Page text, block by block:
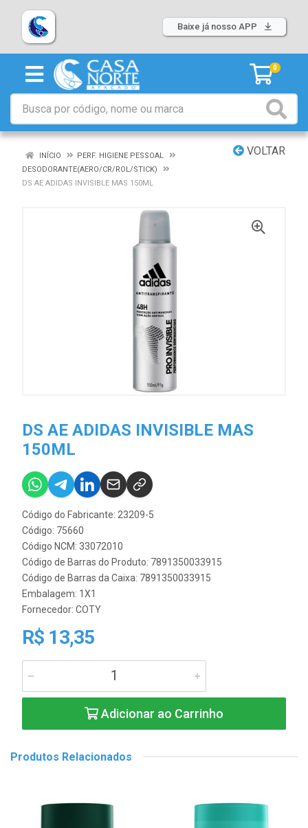
Baixe já nosso APP
0
VOLTAR
INÍCIO
PERF. HIGIENE PESSOAL
DESODORANTE(AERO/CR/ROL/STICK)
DS AE ADIDAS INVISIBLE MAS 150ML
DS AE ADIDAS INVISIBLE MAS
150ML
Código do Fabricante: 23209-5
Código: 75660
Código NCM: 33072010
Código de Barras do Produto: 7891350033915
Código de Barras da Caixa: 7891350033915
Embalagem: 1X1
Fornecedor: COTY
R$ 13,35
Adicionar ao Carrinho
Produtos Relacionados